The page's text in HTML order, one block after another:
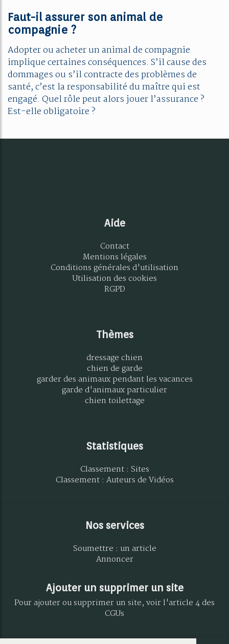
Faut-il assurer son animal de
compagnie ?
Adopter ou acheter un animal de compagnie
implique certaines conséquences. S’il cause des
dommages ou s’il contracte des problèmes de
santé, c’est la responsabilité du maître qui est
engagé. Quel rôle peut alors jouer l’assurance ?
Est-elle obligatoire ?
Aide
Contact
Mentions légales
Conditions générales d'utilisation
Utilisation des cookies
RGPD
Thèmes
dressage chien
chien de garde
garder des animaux pendant les vacances
garde d'animaux particulier
chien toilettage
Statistiques
Classement : Sites
Classement : Auteurs de Vidéos
Nos services
Soumettre : un article
Annoncer
Ajouter un supprimer un site
Pour ajouter ou supprimer un site, voir l'article 4 des
CGUs